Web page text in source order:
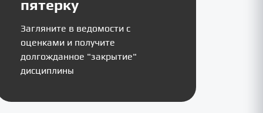
пятерку
Загляните в ведомости с
оценками и получите
долгожданное "закрытие"
дисциплины